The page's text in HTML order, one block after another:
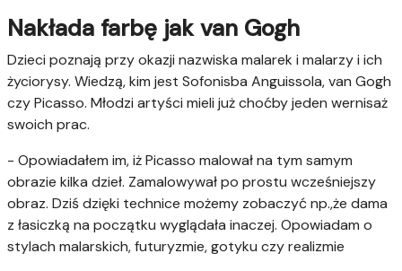
Nakłada farbę jak van Gogh
Dzieci poznają przy okazji nazwiska malarek i malarzy i ich
życiorysy. Wiedzą, kim jest Sofonisba Anguissola, van Gogh
czy Picasso. Młodzi artyści mieli już choćby jeden wernisaż
swoich prac.
- Opowiadałem im, iż Picasso malował na tym samym
obrazie kilka dzieł. Zamalowywał po prostu wcześniejszy
obraz. Dziś dzięki technice możemy zobaczyć np.,że dama
z łasiczką na początku wyglądała inaczej. Opowiadam o
stylach malarskich, futuryzmie, gotyku czy realizmie